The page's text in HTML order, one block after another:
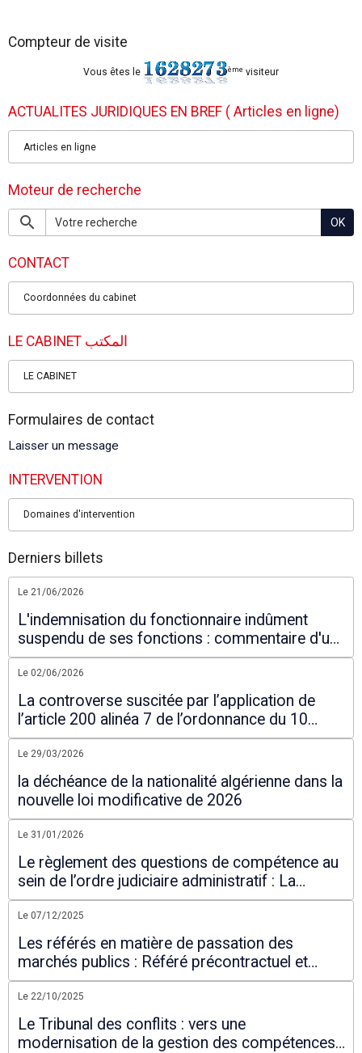
Compteur de visite
Vous êtes le ème visiteur
ACTUALITES JURIDIQUES EN BREF ( Articles en ligne)
Articles en ligne
Moteur de recherche
OK
CONTACT
Coordonnées du cabinet
LE CABINET المكتب
LE CABINET
Formulaires de contact
Laisser un message
INTERVENTION
Domaines d'intervention
Derniers billets
Le 21/06/2026
L'indemnisation du fonctionnaire indûment
suspendu de ses fonctions : commentaire d'un
arrêt du Conseil d'Etat
Le 02/06/2026
La controverse suscitée par l’application de
l’article 200 alinéa 7 de l’ordonnance du 10
mars 2021
Le 29/03/2026
la déchéance de la nationalité algérienne dans la
nouvelle loi modificative de 2026
Le 31/01/2026
Le règlement des questions de compétence au
sein de l’ordre judiciaire administratif : La
nécessaire réforme
Le 07/12/2025
Les référés en matière de passation des
marchés publics : Référé précontractuel et
référé contractuel
Le 22/10/2025
Le Tribunal des conflits : vers une
modernisation de la gestion des compétences